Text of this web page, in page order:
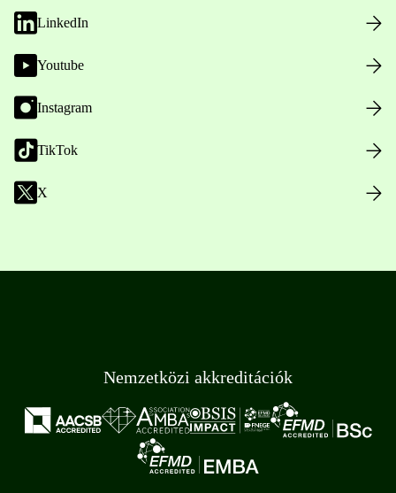
LinkedIn
Youtube
Instagram
TikTok
X
Nemzetközi akkreditációk